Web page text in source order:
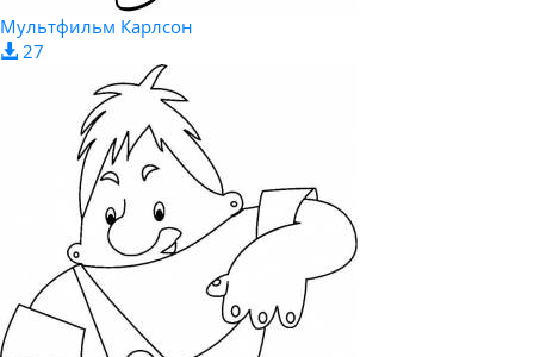
Мультфильм Карлсон
27